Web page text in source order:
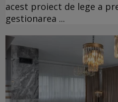
acest proiect de lege a
gestionarea ...